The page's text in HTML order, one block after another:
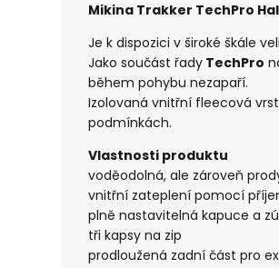
Mikina Trakker TechPro
Je k dispozici v široké škále
Jako součást řady TechPro
během pohybu nezapaří.
Izolovaná vnitřní fleecová
podmínkách.
Vlastnosti produktu
voděodolná, ale zároveň
vnitřní zateplení pomocí
plně nastavitelná kapuce a
tři kapsy na zip
prodloužená zadní část pro